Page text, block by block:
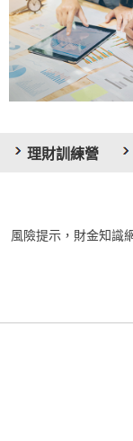
理財訓練營
風險提示，財金知識